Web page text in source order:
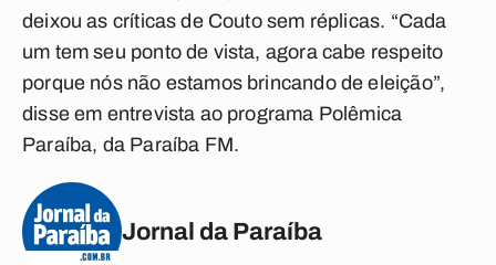
deixou as críticas de Couto sem réplicas. “Cada
um tem seu ponto de vista, agora cabe respeito
porque nós não estamos brincando de eleição”,
disse em entrevista ao programa Polêmica
Paraíba, da Paraíba FM.
Jornal da Paraíba